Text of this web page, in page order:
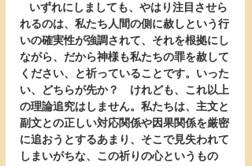
れるのは、私たち人間の側に赦しという行
いの確実性が強調されて、それを根拠にし
ながら、だから神様も私たちの罪を赦して
ください、と祈っていることです。いった
い、どちらが先か？　けれども、これ以上
の理論追究はしません。私たちは、主文と
副文との正しい対応関係や因果関係を厳密
に追おうとするあまり、そこで見失われて
しまいがちな、この祈りの心というもの